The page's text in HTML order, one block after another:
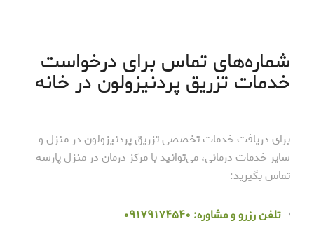
شماره‌های تماس برای درخواست
خدمات تزریق پردنیزولون در خانه
برای دریافت خدمات تخصصی تزریق پردنیزولون در منزل و
سایر خدمات درمانی، می‌توانید با مرکز درمان در منزل پارسه
تماس بگیرید:
تلفن رزرو و مشاوره: ۰۹۱۷۹۱۷۴۵۴۰